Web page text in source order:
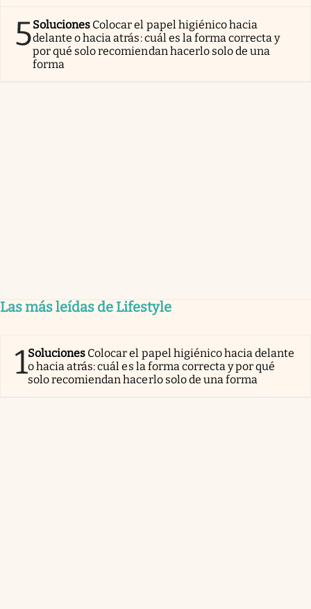
5Soluciones Colocar el papel higiénico hacia
delante o hacia atrás: cuál es la forma correcta y
por qué solo recomiendan hacerlo solo de una
forma
Las más leídas de Lifestyle
1Soluciones Colocar el papel higiénico hacia delante
o hacia atrás: cuál es la forma correcta y por qué
solo recomiendan hacerlo solo de una forma